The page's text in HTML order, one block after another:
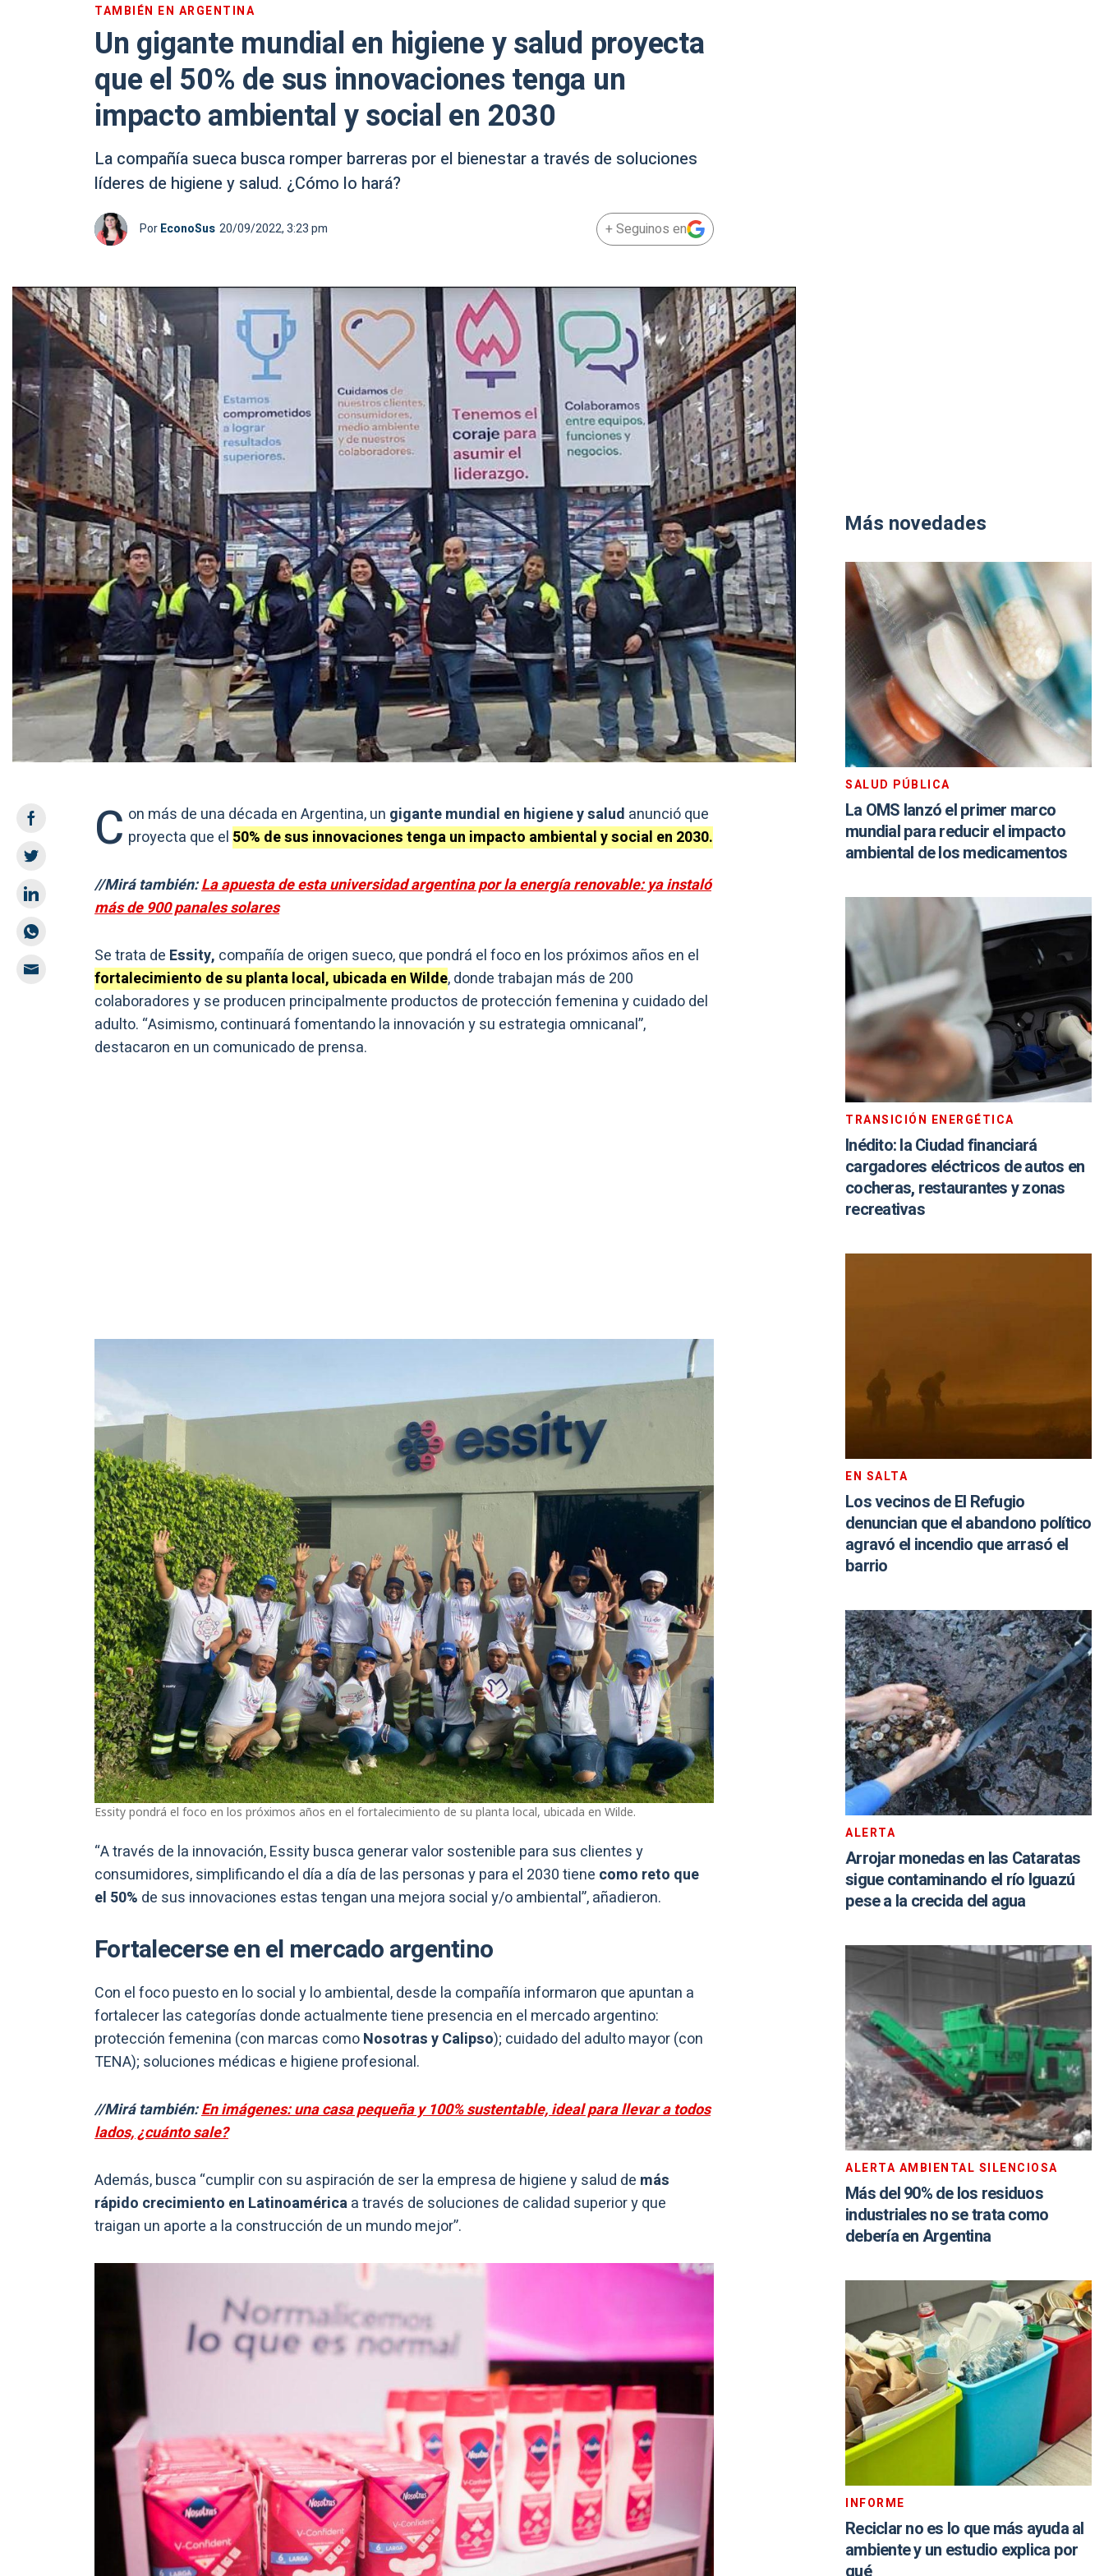
TAMBIÉN EN ARGENTINA
Un gigante mundial en higiene y salud proyecta
que el 50% de sus innovaciones tenga un
impacto ambiental y social en 2030
La compañía sueca busca romper barreras por el bienestar a través de soluciones
líderes de higiene y salud. ¿Cómo lo hará?
PorEconoSus 20/09/2022, 3:23 pm + Seguinos en
C on más de una década en Argentina, un gigante mundial en higiene y salud anunció que
proyecta que el 50% de sus innovaciones tenga un impacto ambiental y social en 2030.
//Mirá también:La apuesta de esta universidad argentina por la energía renovable: ya instaló
más de 900 panales solares
Se trata de Essity, compañía de origen sueco, que pondrá el foco en los próximos años en el
fortalecimiento de su planta local, ubicada en Wilde, donde trabajan más de 200
colaboradores y se producen principalmente productos de protección femenina y cuidado del
adulto. “Asimismo, continuará fomentando la innovación y su estrategia omnicanal”,
destacaron en un comunicado de prensa.
Essity pondrá el foco en los próximos años en el fortalecimiento de su planta local, ubicada en Wilde.
“A través de la innovación, Essity busca generar valor sostenible para sus clientes y
consumidores, simplificando el día a día de las personas y para el 2030 tiene como reto que
el 50% de sus innovaciones estas tengan una mejora social y/o ambiental”, añadieron.
Fortalecerse en el mercado argentino
Con el foco puesto en lo social y lo ambiental, desde la compañía informaron que apuntan a
fortalecer las categorías donde actualmente tiene presencia en el mercado argentino:
protección femenina (con marcas comoNosotras y Calipso); cuidado del adulto mayor (con
TENA); soluciones médicas e higiene profesional.
//Mirá también:En imágenes: una casa pequeña y 100% sustentable, ideal para llevar a todos
lados, ¿cuánto sale?
Además, busca “cumplir con su aspiración de ser la empresa de higiene y salud de más
rápido crecimiento en Latinoaméricaa través de soluciones de calidad superior y que
traigan un aporte a la construcción de un mundo mejor”.
Más novedades
SALUD PÚBLICA
La OMS lanzó el primer marco
mundial para reducir el impacto
ambiental de los medicamentos
TRANSICIÓN ENERGÉTICA
Inédito: la Ciudad financiará
cargadores eléctricos de autos en
cocheras, restaurantes y zonas
recreativas
EN SALTA
Los vecinos de El Refugio
denuncian que el abandono político
agravó el incendio que arrasó el
barrio
ALERTA
Arrojar monedas en las Cataratas
sigue contaminando el río Iguazú
pese a la crecida del agua
ALERTA AMBIENTAL SILENCIOSA
Más del 90% de los residuos
industriales no se trata como
debería en Argentina
INFORME
Reciclar no es lo que más ayuda al
ambiente y un estudio explica por